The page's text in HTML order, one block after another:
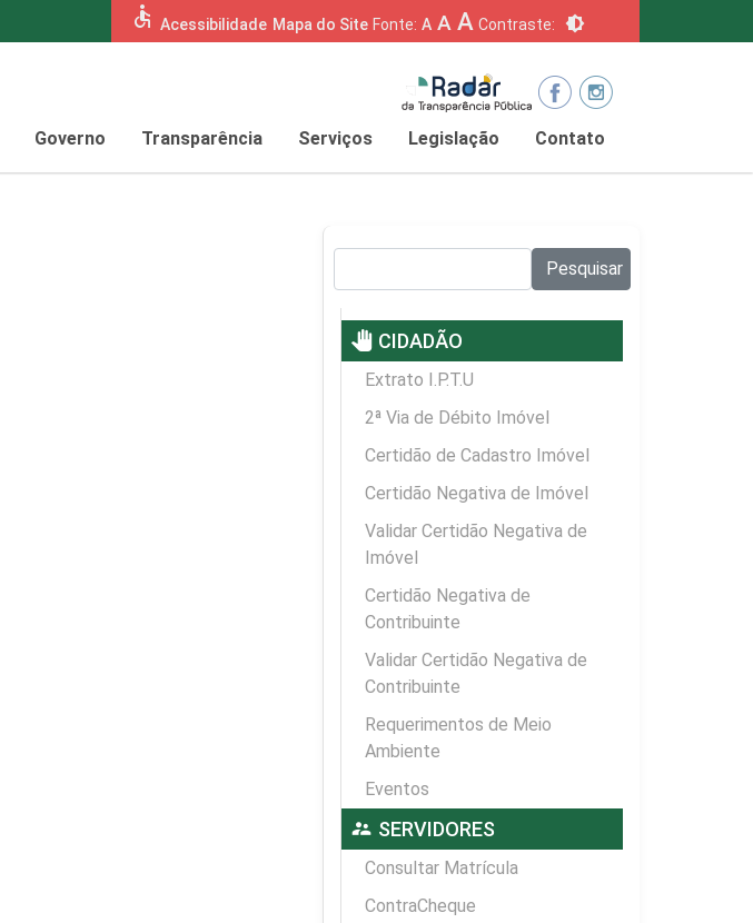
accessible Acessibilidade Mapa do Site Fonte: A A A Contraste: brightness_6
Governo Transparência Serviços Legislação Contato
Pesquisar
pan_tool CIDADÃO
Extrato I.P.T.U
2ª Via de Débito Imóvel
Certidão de Cadastro Imóvel
Certidão Negativa de Imóvel
Validar Certidão Negativa de
Imóvel
Certidão Negativa de
Contribuinte
Validar Certidão Negativa de
Contribuinte
Requerimentos de Meio
Ambiente
Eventos
supervisor_account SERVIDORES
Consultar Matrícula
ContraCheque